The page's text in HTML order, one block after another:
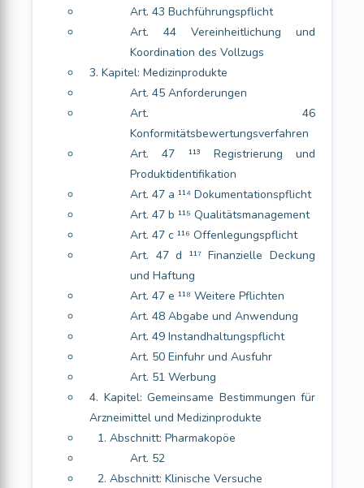
Art. 43 Buchführungspflicht
Art. 44 Vereinheitlichung und
Koordination des Vollzugs
3. Kapitel: Medizinprodukte
Art. 45 Anforderungen
Art. 46
Konformitätsbewertungsverfahren
Art. 47 ¹¹³ Registrierung und
Produktidentifikation
Art. 47 a ¹¹⁴ Dokumentationspflicht
Art. 47 b ¹¹⁵ Qualitätsmanagement
Art. 47 c ¹¹⁶ Offenlegungspflicht
Art. 47 d ¹¹⁷ Finanzielle Deckung
und Haftung
Art. 47 e ¹¹⁸ Weitere Pflichten
Art. 48 Abgabe und Anwendung
Art. 49 Instandhaltungspflicht
Art. 50 Einfuhr und Ausfuhr
Art. 51 Werbung
4. Kapitel: Gemeinsame Bestimmungen für
Arzneimittel und Medizinprodukte
1. Abschnitt: Pharmakopöe
Art. 52
2. Abschnitt: Klinische Versuche